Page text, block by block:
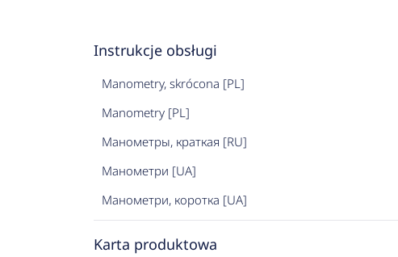
Instrukcje obsługi
Manometry, skrócona [PL]
Manometry [PL]
Манометры, краткая [RU]
Манометри [UA]
Манометри, коротка [UA]
Karta produktowa